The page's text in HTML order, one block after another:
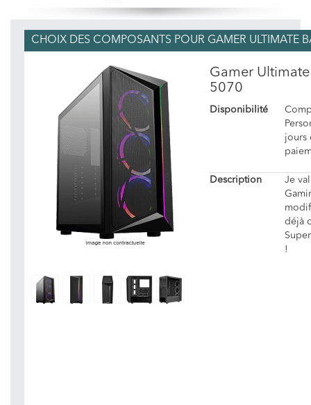
CHOIX DES COMPOSANTS POUR GAMER ULTIMATE
Gamer
5070
Disponibilité
jours
Description
Je
déjà
!